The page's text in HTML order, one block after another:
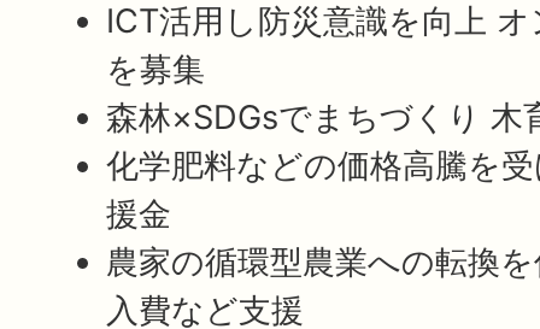
ICT活用し防災意識を向上
を募集
森林×SDGsでまちづくり 木
化学肥料などの価格高騰を
援金
農家の循環型農業への転換
入費など支援